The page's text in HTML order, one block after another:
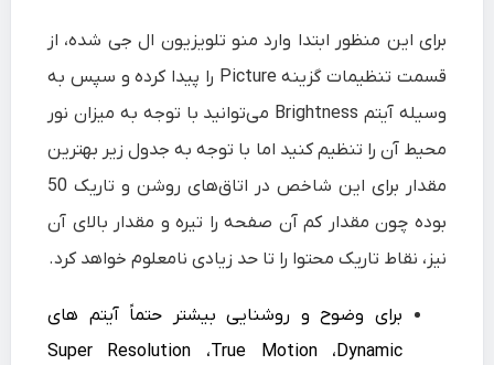
برای این منظور ابتدا وارد منو تلویزیون ال جی شده، از
قسمت تنظیمات گزینه Picture را پیدا کرده و سپس به
وسیله آیتم Brightness می‌توانید با توجه به میزان نور
محیط آن را تنظیم کنید اما با توجه به جدول زیر بهترین
مقدار برای این شاخص در اتاق‌های روشن و تاریک 50
بوده چون مقدار کم آن صفحه را تیره و مقدار بالای آن
نیز، نقاط تاریک محتوا را تا حد زیادی نامعلوم خواهد کرد.
برای وضوح و روشنایی بیشتر حتماً آیتم های
Super Resolution ،True Motion ،Dynamic